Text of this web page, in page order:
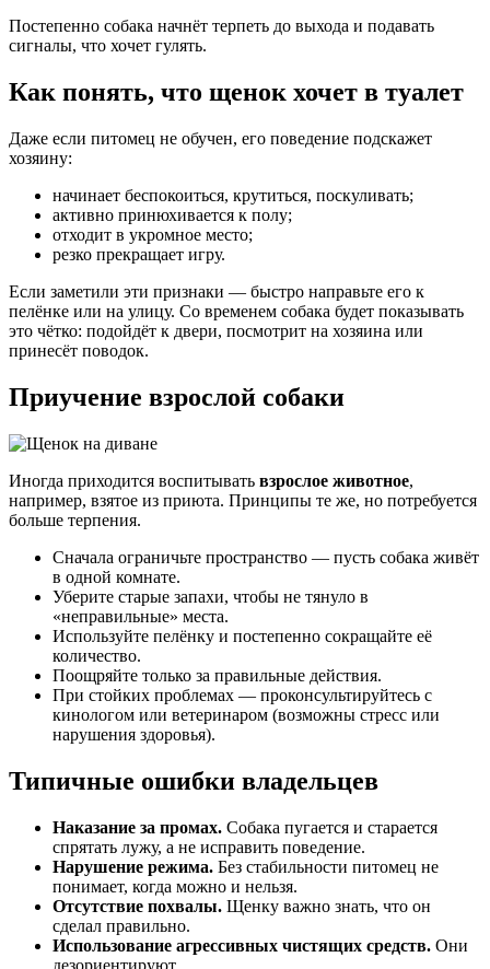
Постепенно собака начнёт терпеть до выхода и подавать
сигналы, что хочет гулять.
Как понять, что щенок хочет в туалет
Даже если питомец не обучен, его поведение подскажет
хозяину:
начинает беспокоиться, крутиться, поскуливать;
активно принюхивается к полу;
отходит в укромное место;
резко прекращает игру.
Если заметили эти признаки — быстро направьте его к
пелёнке или на улицу. Со временем собака будет показывать
это чётко: подойдёт к двери, посмотрит на хозяина или
принесёт поводок.
Приучение взрослой собаки
Иногда приходится воспитывать взрослое животное,
например, взятое из приюта. Принципы те же, но потребуется
больше терпения.
Сначала ограничьте пространство — пусть собака живёт
в одной комнате.
Уберите старые запахи, чтобы не тянуло в
«неправильные» места.
Используйте пелёнку и постепенно сокращайте её
количество.
Поощряйте только за правильные действия.
При стойких проблемах — проконсультируйтесь с
кинологом или ветеринаром (возможны стресс или
нарушения здоровья).
Типичные ошибки владельцев
Наказание за промах. Собака пугается и старается
спрятать лужу, а не исправить поведение.
Нарушение режима. Без стабильности питомец не
понимает, когда можно и нельзя.
Отсутствие похвалы. Щенку важно знать, что он
сделал правильно.
Использование агрессивных чистящих средств. Они
дезориентируют.